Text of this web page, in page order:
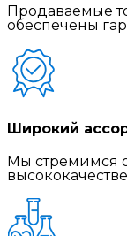
Продаваемые
обеспечены
Широкий
Мы стремимся